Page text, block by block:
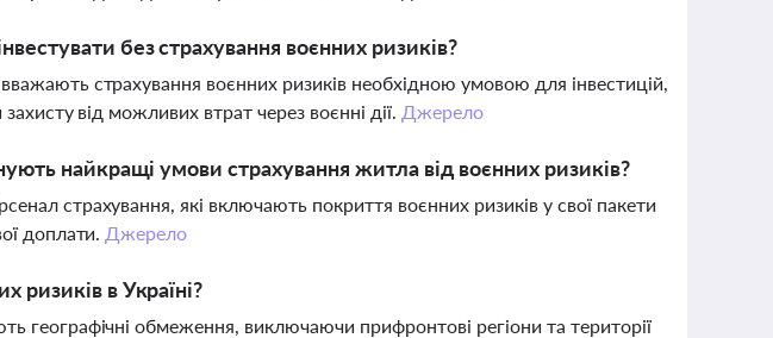
без страхування воєнних ризиків?
страхування воєнних ризиків необхідною умовою для інвестицій,
від можливих втрат через воєнні дії. Джерело
найкращі умови страхування житла від воєнних ризиків?
страхування, які включають покриття воєнних ризиків у свої пакети
доплати. Джерело
ризиків в Україні?
географічні обмеження, виключаючи прифронтові регіони та території